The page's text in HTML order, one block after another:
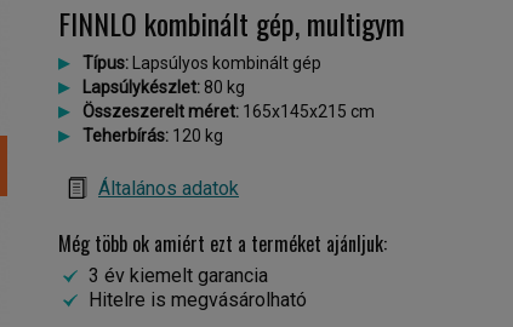
FINNLO kombinált gép, multigym
Típus: Lapsúlyos kombinált gép
Lapsúlykészlet: 80 kg
Összeszerelt méret: 165x145x215 cm
Teherbírás: 120 kg
Általános adatok
Még több ok amiért ezt a terméket ajánljuk:
3 év kiemelt garancia
Hitelre is megvásárolható